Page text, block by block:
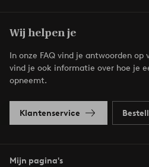
Wij helpen je
In onze FAQ vind je antwoorden
vind je ook informatie over hoe je
opneemt.
Klantenservice
Mijn pagina's